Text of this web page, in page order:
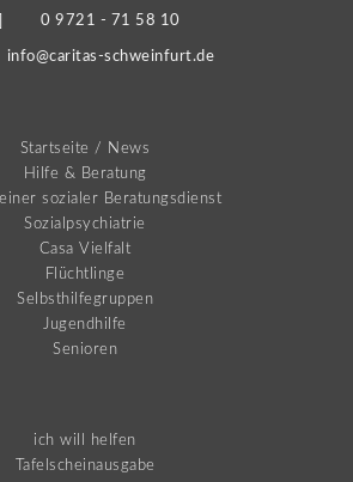
0 9721 - 71 58 10
info@caritas-schweinfurt.de
Startseite / News
Hilfe & Beratung
sozialer Beratungsdienst
Sozialpsychiatrie
Casa Vielfalt
Flüchtlinge
Selbsthilfegruppen
Jugendhilfe
Senioren
ich will helfen
Tafelscheinausgabe